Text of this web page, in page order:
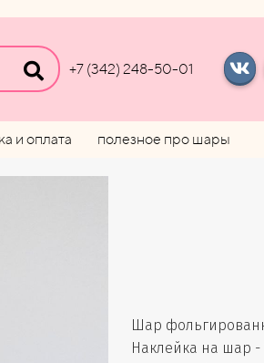
+7 (342) 248-50-01
и оплата полезное про шары
Шар
Наклейка на шар -